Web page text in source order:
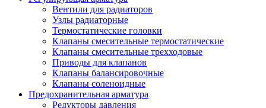
Вентили для радиаторов
Узлы радиаторные
Термостатические головки
Клапаны смесительные термостатические
Клапаны смесительные трехходовые
Приводы для клапанов
Клапаны балансировочные
Клапаны соленоидные
Предохранительная арматура
Редукторы давления